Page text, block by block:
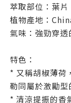
萃取部位：葉片
植物產地：
氣味：強勁穿透
特色：
* 又稱胡椒薄荷
勒同屬於激勵型
* 清涼提振的香